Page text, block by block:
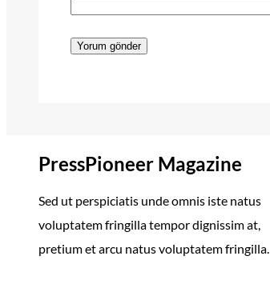
PressPioneer Magazine
Sed ut perspiciatis unde omnis iste natus
voluptatem fringilla tempor dignissim at,
pretium et arcu natus voluptatem fringilla.